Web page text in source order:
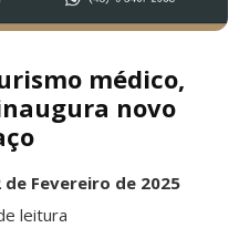
médico,
novo
de Fevereiro de 2025
leitura